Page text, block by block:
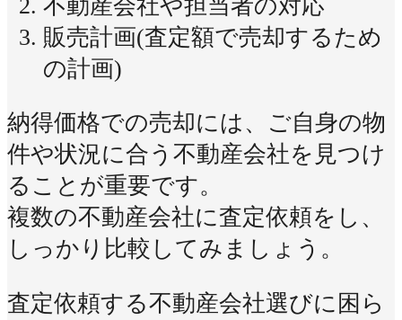
不動産会社や担当者の対応
販売計画(査定額で売却するため
の計画)
納得価格での売却には、ご自身の物
件や状況に合う不動産会社を見つけ
ることが重要です。
複数の不動産会社に査定依頼をし、
しっかり比較してみましょう。
査定依頼する不動産会社選びに困ら